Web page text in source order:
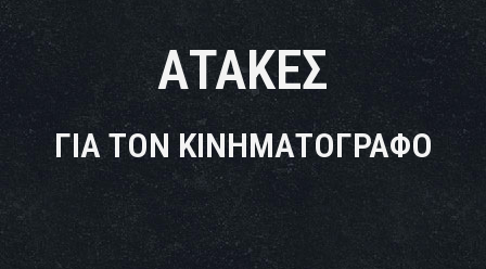
ΑΤΑΚΕΣ
ΓΙΑ ΤΟΝ ΚΙΝΗΜΑΤΟΓΡΑΦΟ